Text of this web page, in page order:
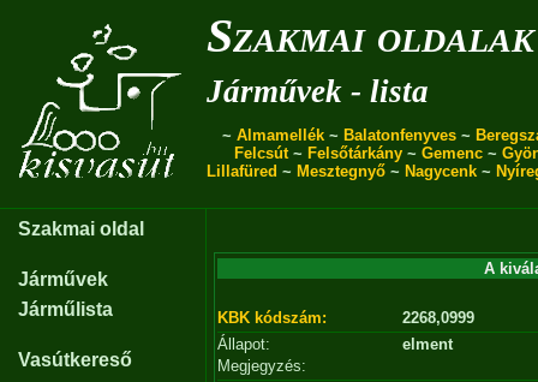
Szakmai oldalak
Járművek - lista
~ Almamellék ~ Balatonfenyves ~
Felcsút~ Felsőtárkány ~ Gemenc ~
Lillafüred ~ Mesztegnyő ~ Nagycenk ~
Szakmai oldal
Járművek
Járműlista
Vasútkereső
A
KBK kódszám:
2268,0999
Állapot:
elment
Megjegyzés: